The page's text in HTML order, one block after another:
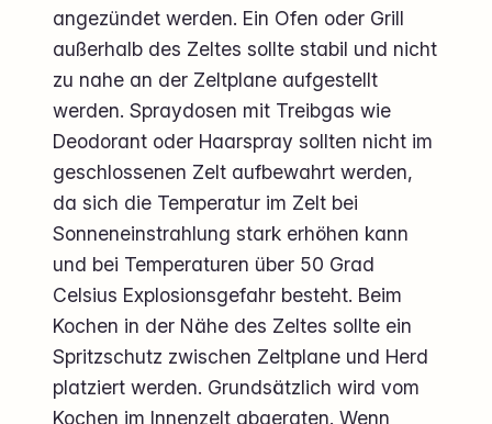
angezündet werden. Ein Ofen oder Grill
außerhalb des Zeltes sollte stabil und nicht
zu nahe an der Zeltplane aufgestellt
werden. Spraydosen mit Treibgas wie
Deodorant oder Haarspray sollten nicht im
geschlossenen Zelt aufbewahrt werden,
da sich die Temperatur im Zelt bei
Sonneneinstrahlung stark erhöhen kann
und bei Temperaturen über 50 Grad
Celsius Explosionsgefahr besteht. Beim
Kochen in der Nähe des Zeltes sollte ein
Spritzschutz zwischen Zeltplane und Herd
platziert werden. Grundsätzlich wird vom
Kochen im Innenzelt abgeraten. Wenn